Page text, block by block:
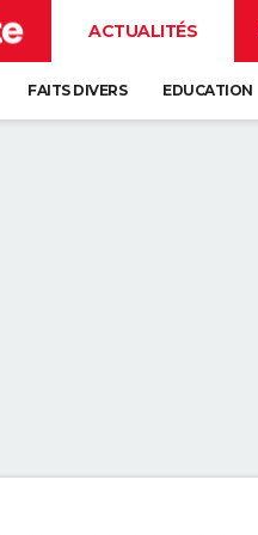
ACTUALITÉS
FAITS DIVERS EDUCATION